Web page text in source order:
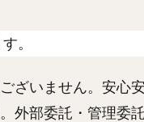
。
ざいません。安心
外部委託・管理委